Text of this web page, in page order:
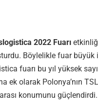
2022 Fuarı
Böylelikle fuar
fuarı bu yıl yüksek
ek olarak Polonya’nın
konumunu güçlendirdi.